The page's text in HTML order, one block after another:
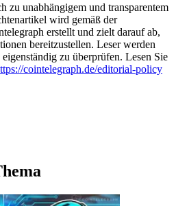
zu unabhängigem und transparentem
wird gemäß der
erstellt und zielt darauf ab,
bereitzustellen. Leser werden
zu überprüfen. Lesen Sie
cointelegraph.de/editorial-policy